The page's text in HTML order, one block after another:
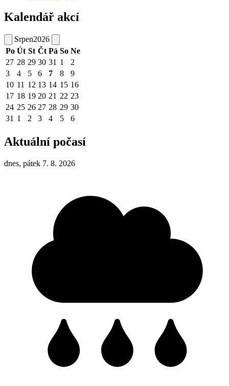
Kalendář akcí
Srpen2026
Po Út St Čt Pá So Ne
27 28 29 30 31 1
2
3
4 5 6 7 8
9
10 11 12 13 14 15 16
17 18 19 20 21 22 23
24 25 26 27 28 29 30
31 1 2 3 4 5 6
Aktuální počasí
dnes, pátek 7. 8. 2026